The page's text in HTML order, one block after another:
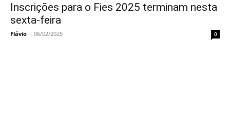
Inscrições para o Fies 2025 terminam nesta
sexta-feira
Flávio - 06/02/2025 0